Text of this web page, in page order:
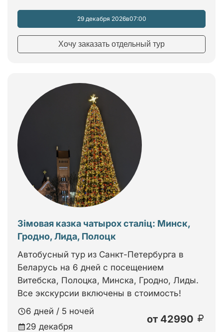
29 декабря 2026в07:00
Хочу заказать отдельный тур
Зімовая казка чатырох сталіц: Минск,
Гродно, Лида, Полоцк
Автобусный тур из Санкт-Петербурга в
Беларусь на 6 дней с посещением
Витебска, Полоцка, Минска, Гродно, Лиды.
Все экскурсии включены в стоимость!
6 дней / 5 ночей
29 декабря
от 42990